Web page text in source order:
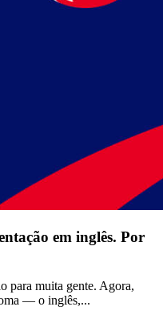
em inglês. Por
para muita gente. Agora,
— o inglês,...